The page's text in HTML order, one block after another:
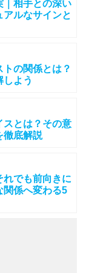
｜相手との深い
ルなサインと
の関係とは？
しよう
スとは？その意
徹底解説
れでも前向きに
関係へ変わる5